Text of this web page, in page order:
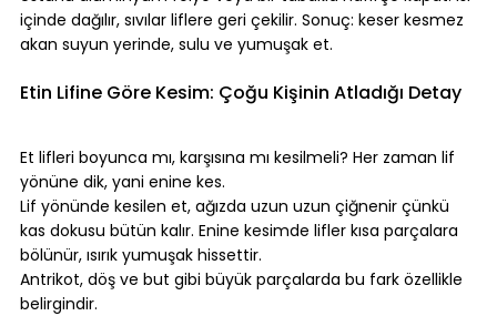
içinde dağılır, sıvılar liflere geri çekilir. Sonuç: keser kesmez
akan suyun yerinde, sulu ve yumuşak et.
Etin Lifine Göre Kesim: Çoğu Kişinin Atladığı Detay
Et lifleri boyunca mı, karşısına mı kesilmeli? Her zaman lif
yönüne dik, yani enine kes.
Lif yönünde kesilen et, ağızda uzun uzun çiğnenir çünkü
kas dokusu bütün kalır. Enine kesimde lifler kısa parçalara
bölünür, ısırık yumuşak hissettir.
Antrikot, döş ve but gibi büyük parçalarda bu fark özellikle
belirgindir.